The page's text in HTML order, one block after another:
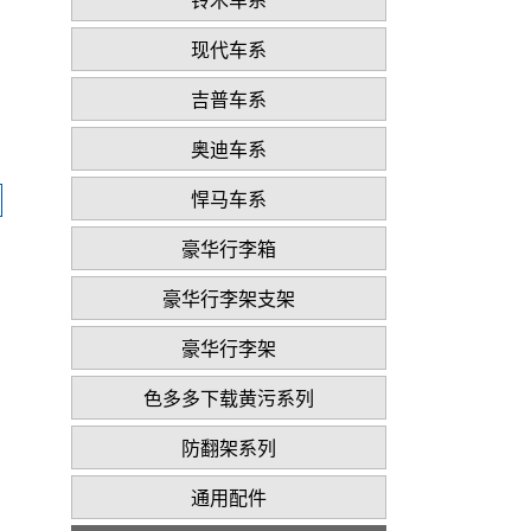
现代车系
吉普车系
奥迪车系
悍马车系
豪华行李箱
豪华行李架支架
豪华行李架
色多多下载黄污系列
防翻架系列
通用配件